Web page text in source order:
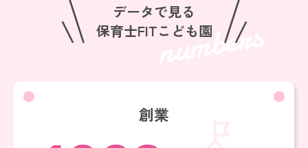
データで見る
保育士FITこども園
numbers
創業